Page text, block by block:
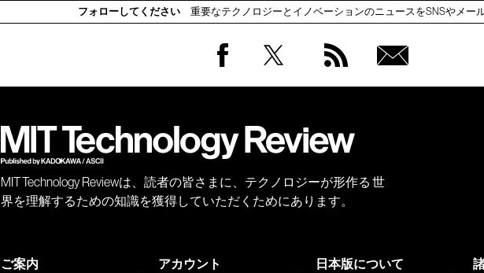
フォローしてください 重要なテクノロジーとイノベーションのニュースをSNSやメー
会員
MIT Technology Reviewは、読者の皆さまに、テクノロジーが形作る 世
界を理解するための知識を獲得していただくためにあります。
ご案内 アカウント 日本版について